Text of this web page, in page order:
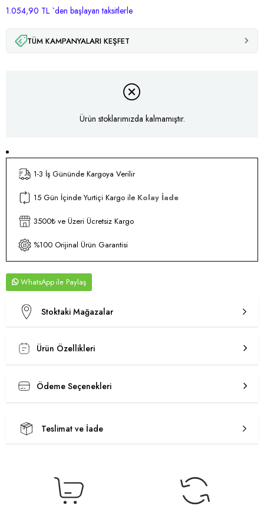
İndirim
1.054,90 TL `den başlayan taksitlerle
TÜM KAMPANYALARI KEŞFET
Ürün stoklarımızda kalmamıştır.
1-3 İş Gününde Kargoya Verilir
15 Gün İçinde Yurtiçi Kargo ile Kolay İade
3500₺ ve Üzeri Ücretsiz Kargo
%100 Orijinal Ürün Garantisi
WhatsApp
Stoktaki Mağazalar
Ürün Özellikleri
Ödeme Seçenekleri
Teslimat ve İade